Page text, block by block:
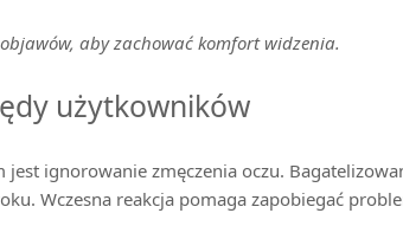
aby zachować komfort widzenia.
użytkowników
jest ignorowanie zmęczenia oczu.
Wczesna reakcja pomaga zapobiegać